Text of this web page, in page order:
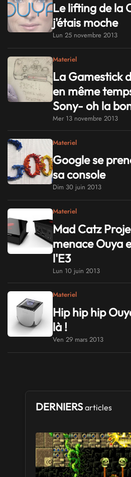
Le lifting de la
j'étais moche
Lun 25 novembre 2013
Materiel
La Gamestick
en même
Sony- oh la
Mer 13 novembre 2013
Materiel
Google se
sa console
Dim 30 juin 2013
Materiel
Mad Catz
menace Ouya
l'E3
Lun 10 juin 2013
Materiel
Hip hip hip
là !
Ven 29 mars 2013
DERNIERS articles